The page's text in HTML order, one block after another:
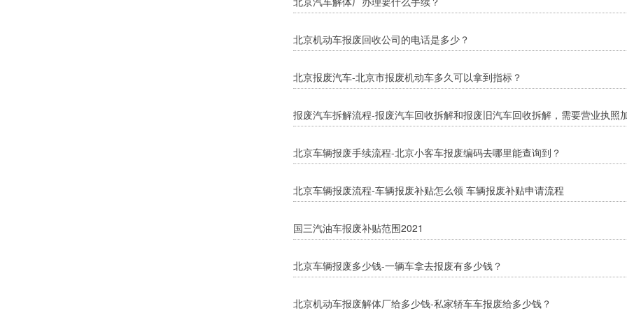
北京机动车报废回收公司的电话是多少？
北京报废汽车-北京市报废机动车多久可以拿到指标？
报废汽车拆解流程-报废汽车回收拆解和报废旧汽车回收拆解，需要营业执照
北京车辆报废手续流程-北京小客车报废编码去哪里能查询到？
北京车辆报废流程-车辆报废补贴怎么领 车辆报废补贴申请流程
国三汽油车报废补贴范围2021
北京车辆报废多少钱-一辆车拿去报废有多少钱？
北京机动车报废解体厂给多少钱-私家轿车车报废给多少钱？